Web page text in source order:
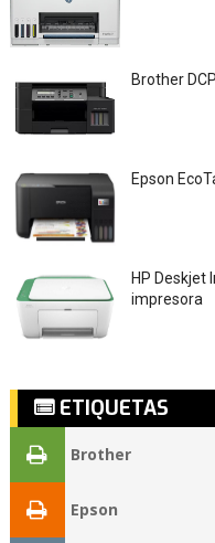
Brother
Epson
HP Deskjet
impresora
ETIQUETAS
Brother
Epson